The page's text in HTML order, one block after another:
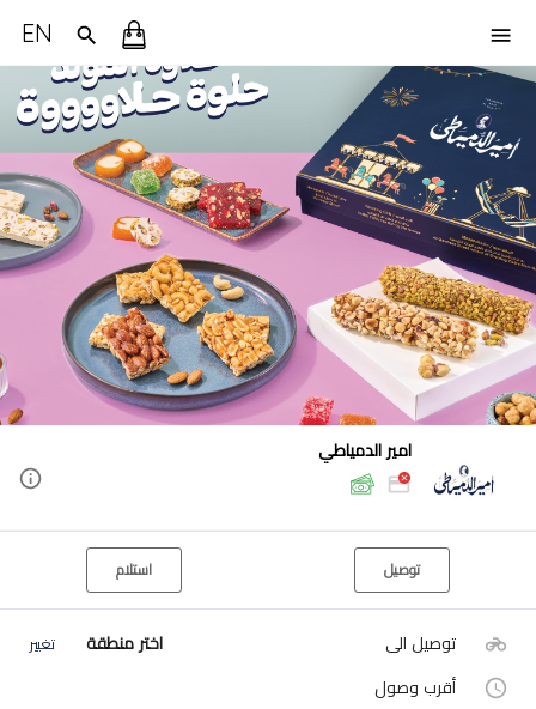
EN
امير الدمياطي
توصيل استلام
توصيل الى اختر منطقة تغيير
أقرب وصول